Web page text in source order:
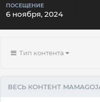
ПОСЕЩЕНИЕ
6 ноября, 2024
Тип контента
ВЕСЬ КОНТЕНТ